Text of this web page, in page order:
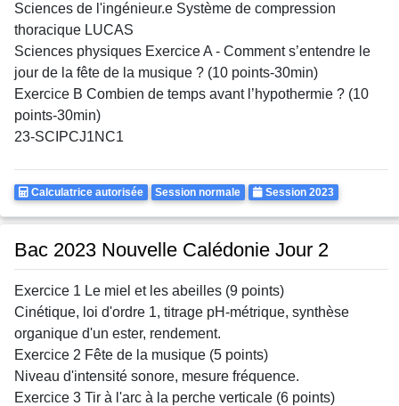
Sciences de l'ingénieur.e Système de compression
thoracique LUCAS
Sciences physiques Exercice A - Comment s’entendre le
jour de la fête de la musique ? (10 points-30min)
Exercice B Combien de temps avant l’hypothermie ? (10
points-30min)
23-SCIPCJ1NC1
Calculatrice
Calculatrice autorisée Rattrapages
Session normale Annee
Session 2023
Bac 2023 Nouvelle Calédonie Jour 2
Exercice 1 Le miel et les abeilles (9 points)
Cinétique, loi d'ordre 1, titrage pH-métrique, synthèse
organique d'un ester, rendement.
Exercice 2 Fête de la musique (5 points)
Niveau d'intensité sonore, mesure fréquence.
Exercice 3 Tir à l'arc à la perche verticale (6 points)